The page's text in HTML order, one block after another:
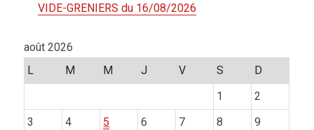
VIDE-GRENIERS du 16/08/2026
août 2026
L
M M J V S
D
1
2
3
4 5 6 7 8
9